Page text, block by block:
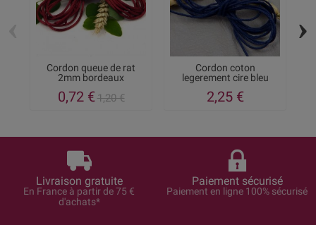
Cordon queue de rat
2mm bordeaux
0,72 €1,20 €
Cordon coton
legerement cire bleu
2,25 €
›
Livraison gratuite
En France à partir de 75 €
d'achats*
Paiement sécurisé
Paiement en ligne 100% sécurisé